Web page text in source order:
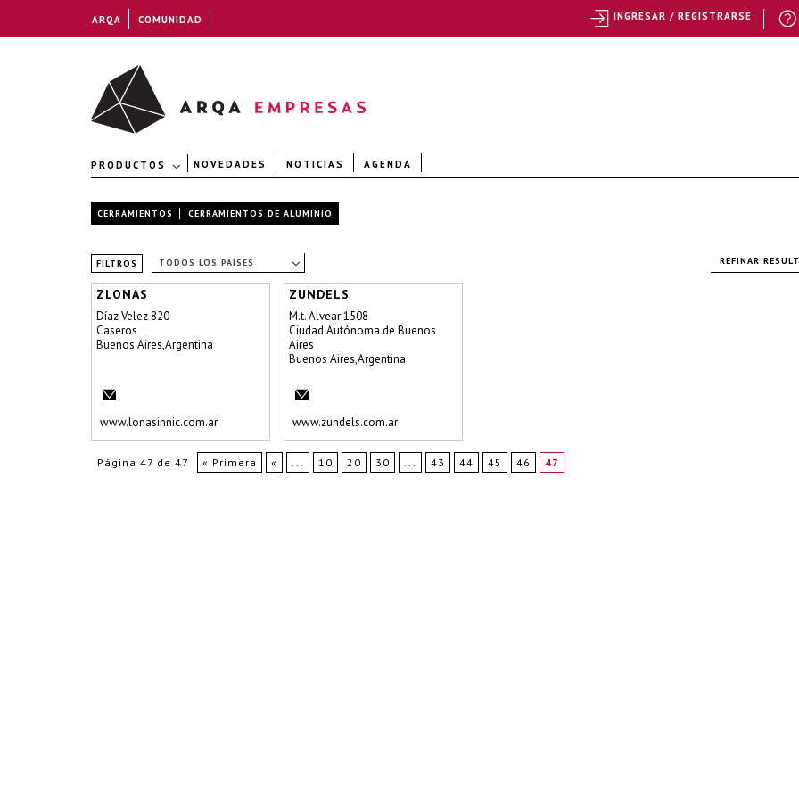
PRODUCTOS NOVEDADES NOTICIAS AGENDA
CERRAMIENTOS CERRAMIENTOS DE ALUMINIO
FILTROS TODOS LOS PAÍSES REFINAR
ZLONAS
Díaz Velez 820
Caseros
Buenos Aires,Argentina
www.lonasinnic.com.ar
ZUNDELS
M.t. Alvear 1508
Ciudad Autónoma de Buenos
Aires
Buenos Aires,Argentina
www.zundels.com.ar
Página 47 de 47 « Primera « ... 10 20 30 ... 43 44 45 46 47
ARQA COMUNIDAD INGRESAR / REGISTRARSE